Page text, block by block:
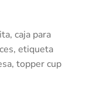
caja para
etiqueta
topper cup